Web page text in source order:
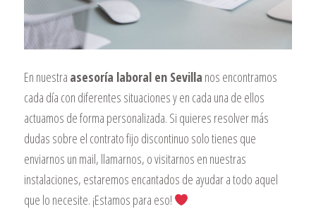
En nuestra asesoría laboral en Sevilla nos encontramos
cada día con diferentes situaciones y en cada una de ellos
actuamos de forma personalizada. Si quieres resolver más
dudas sobre el contrato fijo discontinuo solo tienes que
enviarnos un mail, llamarnos, o visitarnos en nuestras
instalaciones, estaremos encantados de ayudar a todo aquel
que lo necesite. ¡Estamos para eso!